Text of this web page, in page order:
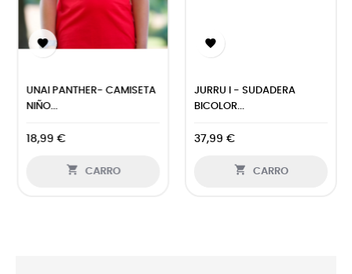

JURRU I - SUDADERA
BICOLOR...
37,99 €
 CARRO

PQP MQP - SUDADERA
MUJER...
32,99 €
 CARRO